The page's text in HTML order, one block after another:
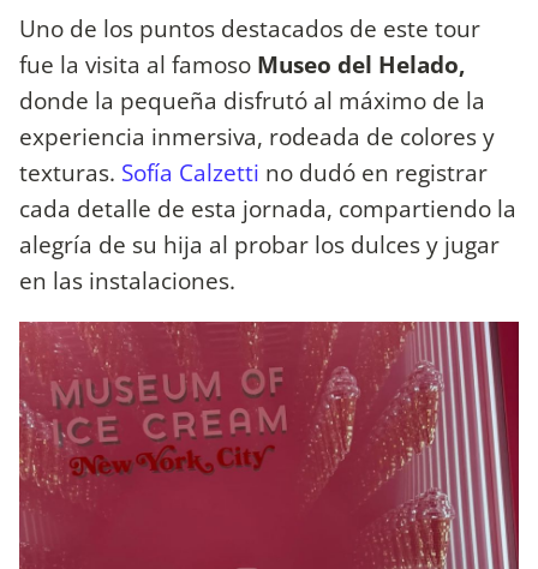
Uno de los puntos destacados de este tour
fue la visita al famoso Museo del Helado,
donde la pequeña disfrutó al máximo de la
experiencia inmersiva, rodeada de colores y
texturas. Sofía Calzetti no dudó en registrar
cada detalle de esta jornada, compartiendo la
alegría de su hija al probar los dulces y jugar
en las instalaciones.